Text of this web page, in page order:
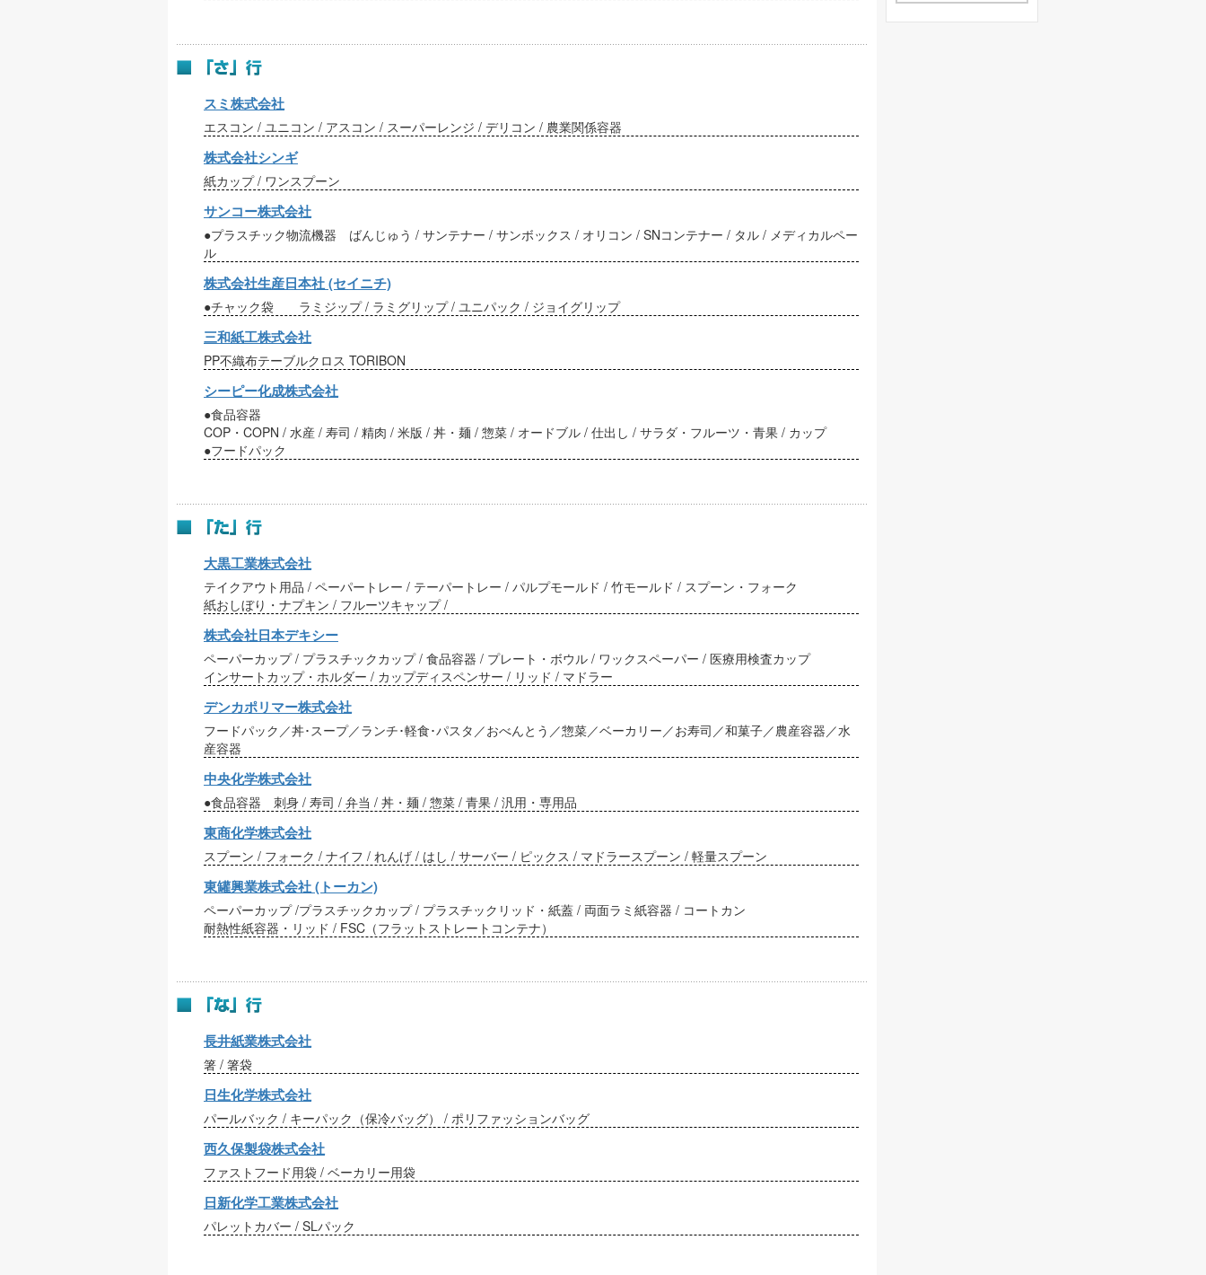
スミ株式会社
エスコン / ユニコン / アスコン / スーパーレンジ / デリコン / 農業関係容器
株式会社シンギ
紙カップ / ワンスプーン
サンコー株式会社
●プラスチック物流機器 ばんじゅう / サンテナー / サンボックス / オリコン / SNコンテナー / タル / メディカルペー
ル
株式会社生産日本社 (セイニチ)
●チャック袋 ラミジップ / ラミグリップ / ユニパック / ジョイグリップ
三和紙工株式会社
PP不織布テーブルクロス TORIBON
シーピー化成株式会社
●食品容器
COP・COPN / 水産 / 寿司 / 精肉 / 米版 / 丼・麺 / 惣菜 / オードブル / 仕出し / サラダ・フルーツ・青果 / カップ
●フードパック
大黒工業株式会社
テイクアウト用品 / ペーパートレー / テーパートレー / パルプモールド / 竹モールド / スプーン・フォーク
紙おしぼり・ナプキン / フルーツキャップ /
株式会社日本デキシー
ペーパーカップ / プラスチックカップ / 食品容器 / プレート・ボウル / ワックスペーパー / 医療用検査カップ
インサートカップ・ホルダー / カップディスペンサー / リッド / マドラー
デンカポリマー株式会社
フードパック／丼･スープ／ランチ･軽食･パスタ／おべんとう／惣菜／ベーカリー／お寿司／和菓子／農産容器／水
産容器
中央化学株式会社
●食品容器 刺身 / 寿司 / 弁当 / 丼・麺 / 惣菜 / 青果 / 汎用・専用品
東商化学株式会社
スプーン / フォーク / ナイフ / れんげ / はし / サーバー / ピックス / マドラースプーン / 軽量スプーン
東罐興業株式会社 (トーカン)
ペーパーカップ /プラスチックカップ / プラスチックリッド・紙蓋 / 両面ラミ紙容器 / コートカン
耐熱性紙容器・リッド / FSC（フラットストレートコンテナ）
長井紙業株式会社
箸 / 箸袋
日生化学株式会社
パールバック / キーパック（保冷バッグ） / ポリファッションバッグ
西久保製袋株式会社
ファストフード用袋 / ベーカリー用袋
日新化学工業株式会社
パレットカバー / SLパック